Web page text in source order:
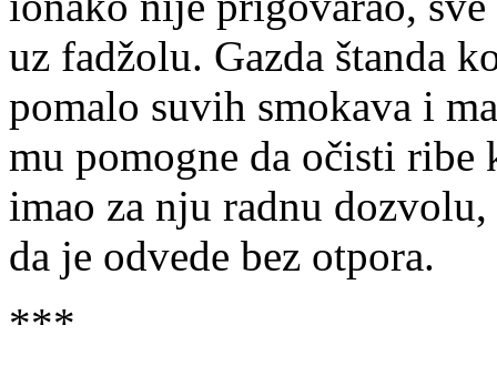
uz fadžolu. Gazda štanda
pomalo suvih smokava i
mu pomogne da očisti
imao za nju radnu
da je odvede bez otpora.
***